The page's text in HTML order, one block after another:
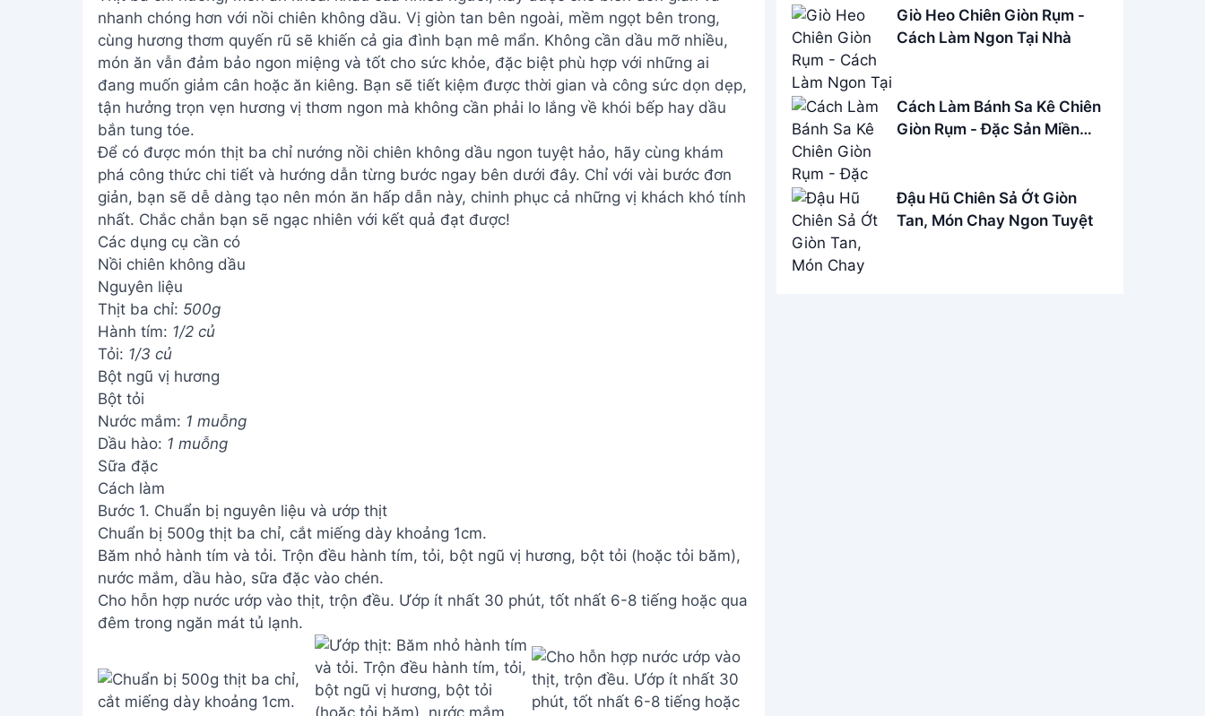
nhanh chóng hơn với nồi chiên không dầu. Vị giòn tan bên ngoài, mềm ngọt bên trong,
cùng hương thơm quyến rũ sẽ khiến cả gia đình bạn mê mẩn. Không cần dầu mỡ nhiều,
món ăn vẫn đảm bảo ngon miệng và tốt cho sức khỏe, đặc biệt phù hợp với những ai
đang muốn giảm cân hoặc ăn kiêng. Bạn sẽ tiết kiệm được thời gian và công sức dọn dẹp,
tận hưởng trọn vẹn hương vị thơm ngon mà không cần phải lo lắng về khói bếp hay dầu
bắn tung tóe.
Để có được món thịt ba chỉ nướng nồi chiên không dầu ngon tuyệt hảo, hãy cùng khám
phá công thức chi tiết và hướng dẫn từng bước ngay bên dưới đây. Chỉ với vài bước đơn
giản, bạn sẽ dễ dàng tạo nên món ăn hấp dẫn này, chinh phục cả những vị khách khó tính
nhất. Chắc chắn bạn sẽ ngạc nhiên với kết quả đạt được!
Các dụng cụ cần có
Nồi chiên không dầu
Nguyên liệu
Thịt ba chỉ: 500g
Hành tím: 1/2 củ
Tỏi: 1/3 củ
Bột ngũ vị hương
Bột tỏi
Nước mắm: 1 muỗng
Dầu hào: 1 muỗng
Sữa đặc
Cách làm
Bước 1. Chuẩn bị nguyên liệu và ướp thịt
Chuẩn bị 500g thịt ba chỉ, cắt miếng dày khoảng 1cm.
Băm nhỏ hành tím và tỏi. Trộn đều hành tím, tỏi, bột ngũ vị hương, bột tỏi (hoặc tỏi băm),
nước mắm, dầu hào, sữa đặc vào chén.
Cho hỗn hợp nước ướp vào thịt, trộn đều. Ướp ít nhất 30 phút, tốt nhất 6-8 tiếng hoặc qua
đêm trong ngăn mát tủ lạnh.
Giò Heo Chiên Giòn Rụm -
Cách Làm Ngon Tại Nhà
Cách Làm Bánh Sa Kê Chiên
Giòn Rụm - Đặc Sản Miền
Đậu Hũ Chiên Sả Ớt Giòn
Tan, Món Chay Ngon Tuyệt